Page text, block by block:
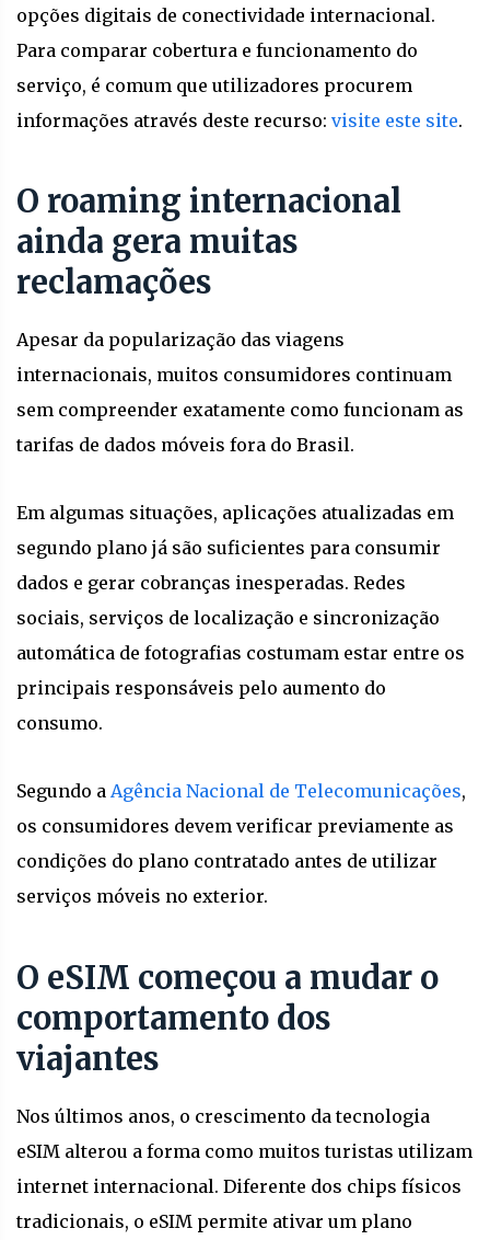
opções digitais de conectividade internacional.
Para comparar cobertura e funcionamento do
serviço, é comum que utilizadores procurem
informações através deste recurso: visite este site.
O roaming internacional
ainda gera muitas
reclamações
Apesar da popularização das viagens
internacionais, muitos consumidores continuam
sem compreender exatamente como funcionam as
tarifas de dados móveis fora do Brasil.
Em algumas situações, aplicações atualizadas em
segundo plano já são suficientes para consumir
dados e gerar cobranças inesperadas. Redes
sociais, serviços de localização e sincronização
automática de fotografias costumam estar entre os
principais responsáveis pelo aumento do
consumo.
Segundo a Agência Nacional de Telecomunicações,
os consumidores devem verificar previamente as
condições do plano contratado antes de utilizar
serviços móveis no exterior.
O eSIM começou a mudar o
comportamento dos
viajantes
Nos últimos anos, o crescimento da tecnologia
eSIM alterou a forma como muitos turistas utilizam
internet internacional. Diferente dos chips físicos
tradicionais, o eSIM permite ativar um plano